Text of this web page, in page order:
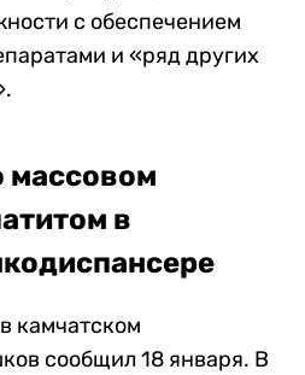
с обеспечением
и «ряд других
массовом
в
камчатском
сообщил 18 января. В